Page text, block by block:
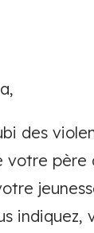
des
votre père
indiquez,